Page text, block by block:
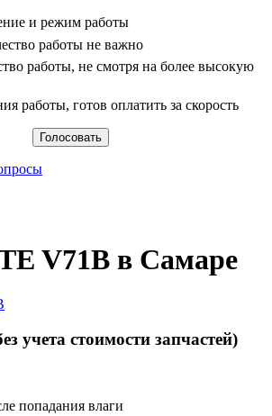
и режим работы
работы не важно
работы, не смотря на более высокую
работы, готов оплатить за скорость
V71B в Самаре
учета стоимости запчастей)
попадания влаги